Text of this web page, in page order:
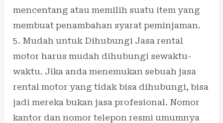
mencentang atau memilih suatu item yang
membuat penambahan syarat peminjaman.
5. Mudah untuk Dihubungi Jasa rental
motor harus mudah dihubungi sewaktu-
waktu. Jika anda menemukan sebuah jasa
rental motor yang tidak bisa dihubungi, bisa
jadi mereka bukan jasa profesional. Nomor
kantor dan nomor telepon resmi umumnya